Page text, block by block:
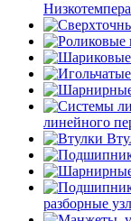
линейного
разборные